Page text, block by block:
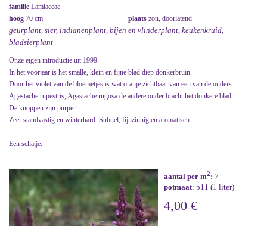
familie Lamiaceae
hoog 70 cm plaats zon, doorlatend
geurplant, sier, indianenplant, bijen en vlinderplant, keukenkruid,
bladsierplant
Onze eigen introductie uit 1999.
In het voorjaar is het smalle, klein en fijne blad diep donkerbruin.
Door het violet van de bloemetjes is wat oranje zichtbaar van een van de ouders:
Agastache rupestris, Agastache rugosa de andere ouder bracht het donkere blad.
De knoppen zijn purper.
Zeer standvastig en winterhard. Subtiel, fijnzinnig en aromatisch.
Een schatje.
aantal per m2: 7
potmaat: p11 (1 liter)
4,00 €